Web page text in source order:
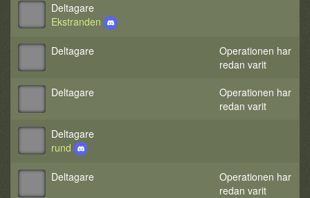
Deltagare
Ekstranden
Deltagare
Operationen har
redan varit
Deltagare
Operationen har
redan varit
Deltagare
rund
Deltagare
Operationen har
redan varit